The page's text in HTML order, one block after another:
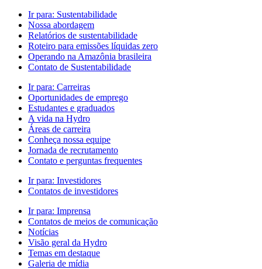
Ir para: Sustentabilidade
Nossa abordagem
Relatórios de sustentabilidade
Roteiro para emissões líquidas zero
Operando na Amazônia brasileira
Contato de Sustentabilidade
Ir para: Carreiras
Oportunidades de emprego
Estudantes e graduados
A vida na Hydro
Áreas de carreira
Conheça nossa equipe
Jornada de recrutamento
Contato e perguntas frequentes
Ir para: Investidores
Contatos de investidores
Ir para: Imprensa
Contatos de meios de comunicação
Notícias
Visão geral da Hydro
Temas em destaque
Galeria de mídia